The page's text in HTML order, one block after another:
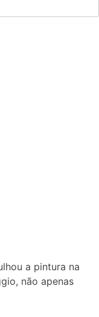
a pintura na
não apenas